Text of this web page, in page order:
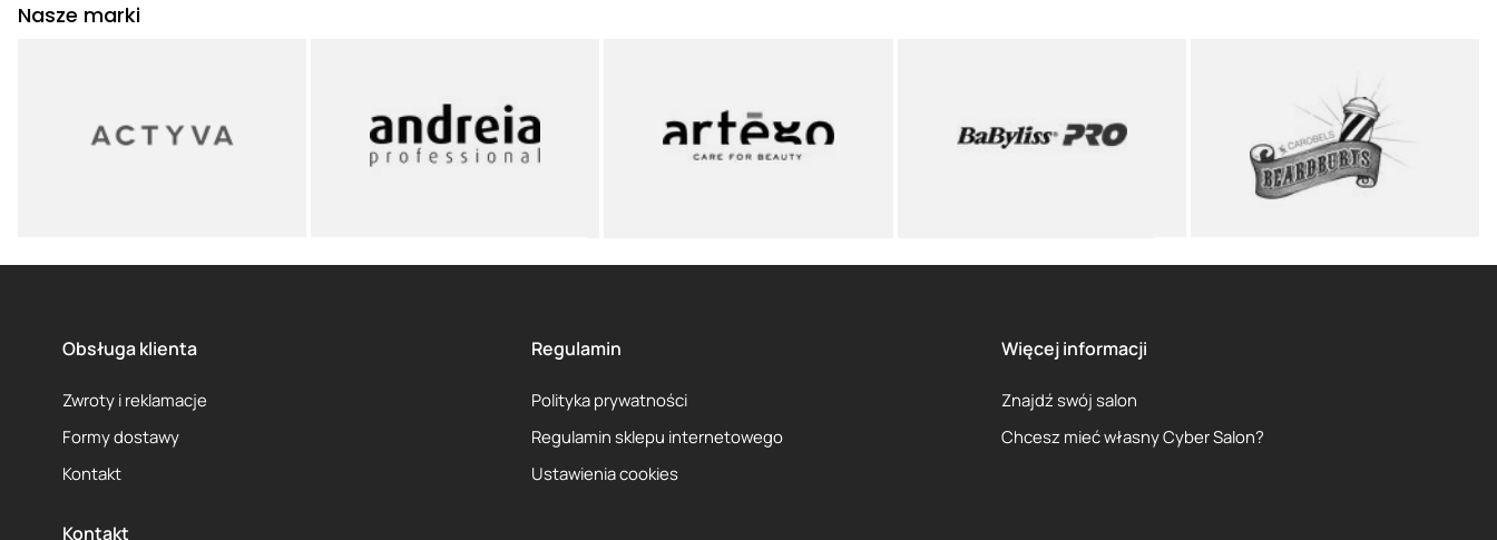
Nasze marki
Obsługa klienta
Zwroty i reklamacje
Formy dostawy
Kontakt
Regulamin
Polityka prywatności
Regulamin sklepu internetowego
Ustawienia cookies
Więcej informacji
Znajdź swój salon
Chcesz mieć własny Cyber Salon?
Kontakt